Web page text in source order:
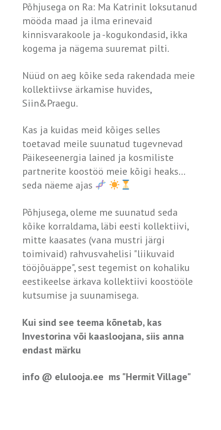
Põhjusega on Ra: Ma Katrinit loksutanud
mööda maad ja ilma erinevaid
kinnisvarakoole ja -kogukondasid, ikka
kogema ja nägema suuremat pilti.
Nüüd on aeg kõike seda rakendada meie
kollektiivse ärkamise huvides,
Siin&Praegu.
Kas ja kuidas meid kõiges selles
toetavad meile suunatud tugevnevad
Päikeseenergia lained ja kosmiliste
partnerite koostöö meie kõigi heaks...
seda näeme ajas
Põhjusega, oleme me suunatud seda
kõike korraldama, läbi eesti kollektiivi,
mitte kaasates (vana mustri järgi
toimivaid) rahvusvahelisi "liikuvaid
tööjõuäppe", sest tegemist on kohaliku
eestikeelse ärkava kollektiivi koostööle
kutsumise ja suunamisega.
Kui sind see teema kõnetab, kas
Investorina või kaasloojana, siis anna
endast märku
info @ elulooja.ee ms "Hermit Village"